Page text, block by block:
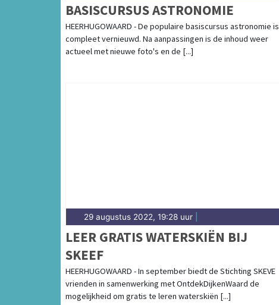
BASISCURSUS ASTRONOMIE
HEERHUGOWAARD - De populaire basiscursus astronomie is
compleet vernieuwd. Na aanpassingen is de inhoud weer
actueel met nieuwe foto's en de [...]
29 augustus 2022, 19:28 uur
LEER GRATIS WATERSKIËN BIJ
SKEEF
HEERHUGOWAARD - In september biedt de Stichting SKEVE
vrienden in samenwerking met OntdekDijkenWaard de
mogelijkheid om gratis te leren waterskiën [...]